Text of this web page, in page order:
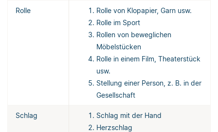
Rolle
Rolle von Klopapier, Garn usw.
Rolle im Sport
Rollen von beweglichen
Möbelstücken
Rolle in einem Film, Theaterstück
usw.
Stellung einer Person, z. B. in der
Gesellschaft
Schlag
Schlag mit der Hand
Herzschlag